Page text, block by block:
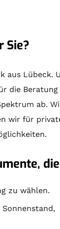
Sie?
aus Lübeck.
die Beratung
ab.
wir für
zu wählen.